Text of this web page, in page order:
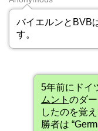
バイエルンとBVB
す。
5年前にドイ
ムント のダ
したのを覚
勝者は